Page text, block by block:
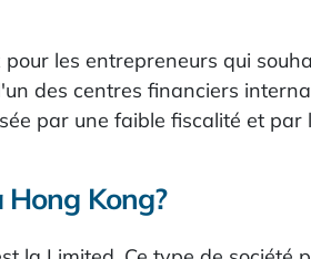
les entrepreneurs qui
des centres financiers
par une faible fiscalité et
Hong Kong?